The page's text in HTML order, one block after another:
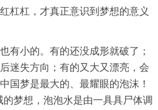
杠杠，才真正意识到梦想的意义
有小的。有的还没成形就破了；
迷失方向；有的又大又漂亮，会
国梦是最大的、最耀眼的泡沫！
梦想，泡泡水是由一具具尸体调